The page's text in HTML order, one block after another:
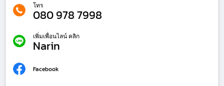
โทร
080 978 7998
เพิ่มเพื่อนไลน์ คลิก
Narin
Facebook